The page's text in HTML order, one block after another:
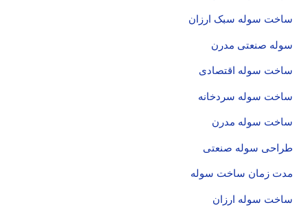
ساخت سوله سبک ارزان
سوله صنعتی مدرن
ساخت سوله اقتصادی
ساخت سوله سردخانه
ساخت سوله مدرن
طراحی سوله صنعتی
مدت زمان ساخت سوله
ساخت سوله ارزان